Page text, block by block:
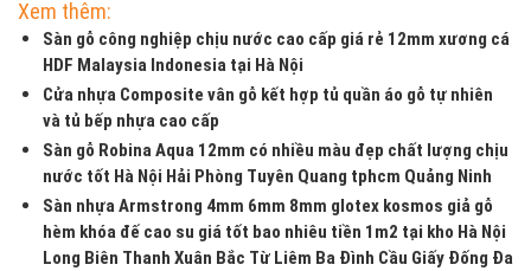
Xem thêm:
Sàn gỗ công nghiệp chịu nước cao cấp giá rẻ 12mm xương cá
HDF Malaysia Indonesia tại Hà Nội
Cửa nhựa Composite vân gỗ kết hợp tủ quần áo gỗ tự nhiên
và tủ bếp nhựa cao cấp
Sàn gỗ Robina Aqua 12mm có nhiều màu đẹp chất lượng chịu
nước tốt Hà Nội Hải Phòng Tuyên Quang tphcm Quảng Ninh
Sàn nhựa Armstrong 4mm 6mm 8mm glotex kosmos giả gỗ
hèm khóa đế cao su giá tốt bao nhiêu tiền 1m2 tại kho Hà Nội
Long Biên Thanh Xuân Bắc Từ Liêm Ba Đình Cầu Giấy Đống Đa